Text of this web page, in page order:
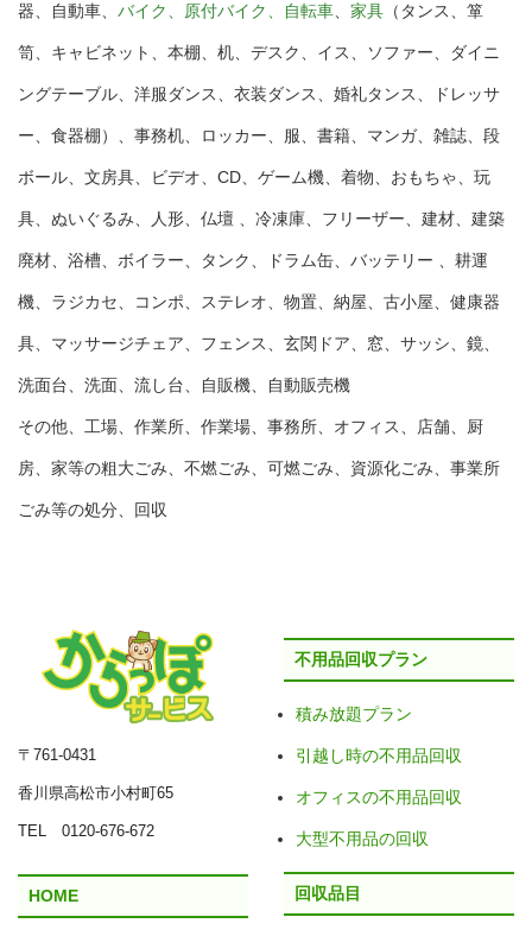
器、自動車、 バイク、原付バイク、自転車、 家具 （タンス、箪
笥、キャビネット、本棚、机、デスク、イス、ソファー、ダイニ
ングテーブル、洋服ダンス、衣装ダンス、婚礼タンス、ドレッサ
ー、食器棚）、事務机、ロッカー、服、書籍、マンガ、雑誌、段
ボール、文房具、ビデオ、CD、ゲーム機、着物、おもちゃ、玩
具、ぬいぐるみ、人形、仏壇 、冷凍庫、フリーザー、建材、建築
廃材、浴槽、ボイラー、タンク、ドラム缶、バッテリー 、耕運
機、ラジカセ、コンポ、ステレオ、物置、納屋、古小屋、健康器
具、マッサージチェア、フェンス、玄関ドア、窓、サッシ、鏡、
洗面台、洗面、流し台、自販機、自動販売機
その他、工場、作業所、作業場、事務所、オフィス、店舗、厨
房、家等の粗大ごみ、不燃ごみ、可燃ごみ、資源化ごみ、事業所
ごみ等の処分、回収
〒761-0431
香川県高松市小村町65
TEL 0120-676-672
HOME
不用品回収プラン
積み放題プラン
引越し時の不用品回収
オフィスの不用品回収
大型不用品の回収
回収品目